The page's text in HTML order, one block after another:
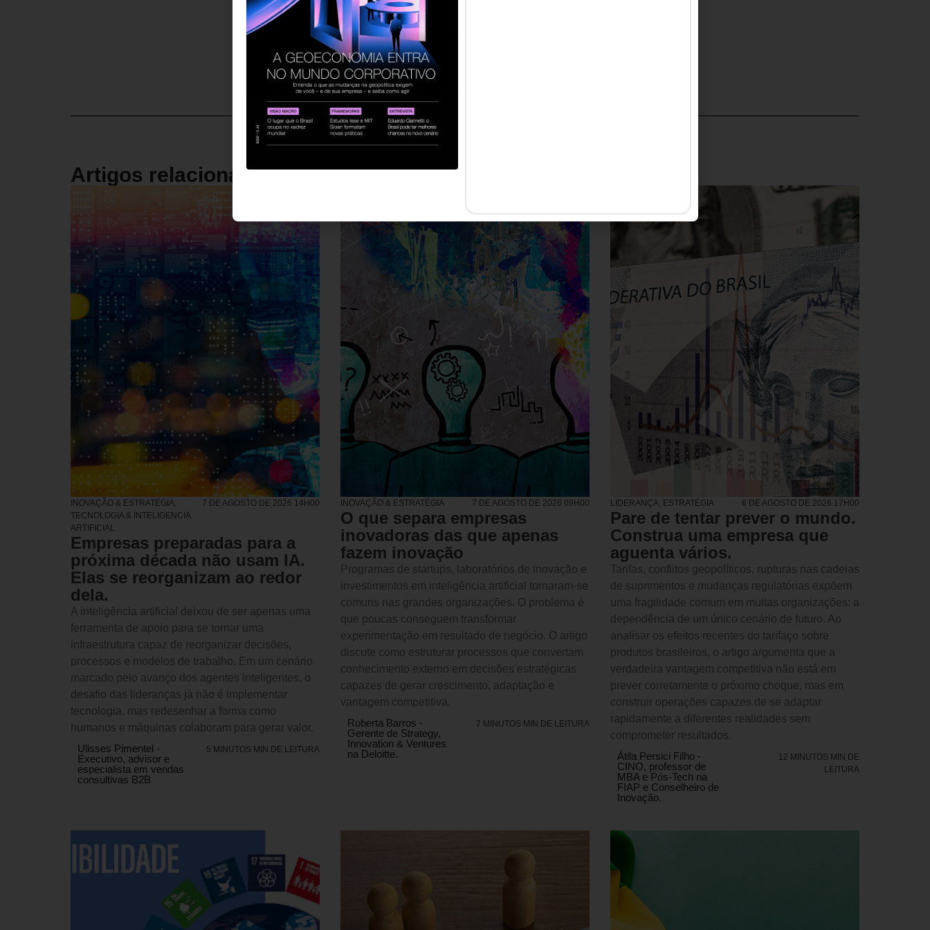
Artigos relacionados
INOVAÇÃO & ESTRATÉGIA,
TECNOLOGIA & INTELIGENCIA
ARTIFICIAL
7 DE AGOSTO DE 2026 14H00
Empresas preparadas para a
próxima década não usam IA.
Elas se reorganizam ao redor
dela.
A inteligência artificial deixou de ser apenas uma
ferramenta de apoio para se tornar uma
infraestrutura capaz de reorganizar decisões,
processos e modelos de trabalho. Em um cenário
marcado pelo avanço dos agentes inteligentes, o
desafio das lideranças já não é implementar
tecnologia, mas redesenhar a forma como
humanos e máquinas colaboram para gerar valor.
Ulisses Pimentel -
Executivo, advisor e
especialista em vendas
consultivas B2B
5 MINUTOS MIN DE LEITURA
INOVAÇÃO & ESTRATÉGIA 7 DE AGOSTO DE 2026 09H00
O que separa empresas
inovadoras das que apenas
fazem inovação
Programas de startups, laboratórios de inovação e
investimentos em inteligência artificial tornaram-se
comuns nas grandes organizações. O problema é
que poucas conseguem transformar
experimentação em resultado de negócio. O artigo
discute como estruturar processos que convertam
conhecimento externo em decisões estratégicas
capazes de gerar crescimento, adaptação e
vantagem competitiva.
Roberta Barros -
Gerente de Strategy,
Innovation & Ventures
na Deloitte.
7 MINUTOS MIN DE LEITURA
LIDERANÇA, ESTRATÉGIA 6 DE AGOSTO DE 2026 17H00
Pare de tentar prever o mundo.
Construa uma empresa que
aguenta vários.
Tarifas, conflitos geopolíticos, rupturas nas cadeias
de suprimentos e mudanças regulatórias expõem
uma fragilidade comum em muitas organizações: a
dependência de um único cenário de futuro. Ao
analisar os efeitos recentes do tarifaço sobre
produtos brasileiros, o artigo argumenta que a
verdadeira vantagem competitiva não está em
prever corretamente o próximo choque, mas em
construir operações capazes de se adaptar
rapidamente a diferentes realidades sem
comprometer resultados.
Átila Persici Filho -
CINO, professor de
MBA e Pós-Tech na
FIAP e Conselheiro de
Inovação.
12 MINUTOS MIN DE
LEITURA